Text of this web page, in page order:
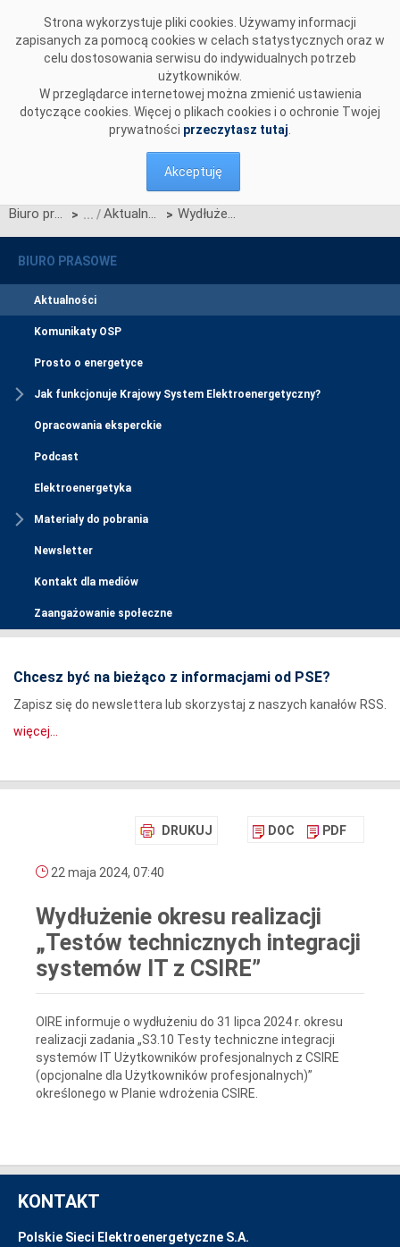
Strona wykorzystuje pliki cookies. Używamy informacji
zapisanych za pomocą cookies w celach statystycznych oraz w
celu dostosowania serwisu do indywidualnych potrzeb
użytkowników.
W przeglądarce internetowej można zmienić ustawienia
dotyczące cookies. Więcej o plikach cookies i o ochronie Twojej
prywatności przeczytasz tutaj
Akceptuję
Biuro prasowe > Aktualności > Wydłużenie okresu realizacji „Testów technicznych integracji systemów IT z CSIRE”
BIURO PRASOWE
Aktualności
Komunikaty OSP
Prosto o energetyce
Jak funkcjonuje Krajowy System Elektroenergetyczny?
Opracowania eksperckie
Podcast
Elektroenergetyka
Materiały do pobrania
Newsletter
Kontakt dla mediów
Zaangażowanie społeczne
Chcesz być na bieżąco z informacjami od PSE?
Zapisz się do newslettera lub skorzystaj z naszych kanałów RSS.
więcej...
DRUKUJ DOC PDF
22 maja 2024, 07:40
Wydłużenie okresu realizacji
„Testów technicznych integracji
systemów IT z CSIRE”
OIRE informuje o wydłużeniu do 31 lipca 2024 r. okresu
realizacji zadania „S3.10 Testy techniczne integracji
systemów IT Użytkowników profesjonalnych z CSIRE
(opcjonalne dla Użytkowników profesjonalnych)”
określonego w Planie wdrożenia CSIRE.
KONTAKT
Polskie Sieci Elektroenergetyczne S.A.